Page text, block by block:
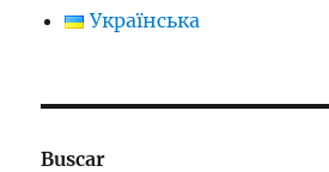
Українська
Buscar